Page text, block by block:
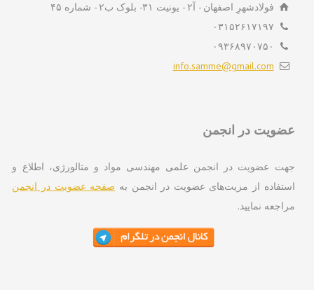
فولادشهرِ اصفهان - آ۲ - یونیت ۳۱- بلوک ب۲ - شماره ۴۵
۰۳۱۵۲۶۱۷۱۹۷
۰۹۳۶۸۹۷۰۷۵۰
info.samme@gmail.com
در انجمن
عضویت در انجمن علمی مهندسی مواد و متالورژی، اطلاع و
از مزیت‌های عضویت در انجمن بهصفحه عضویت در انجمن
نمایید.